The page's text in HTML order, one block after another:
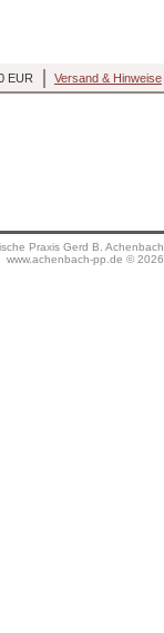
Versand & Hinweise
EUR
Praxis Gerd B. Achenbach
www.achenbach-pp.de © 2026